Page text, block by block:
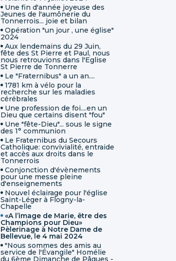
Une fin d'année joyeuse des
Jeunes de l'aumônerie du
Tonnerrois... joie et bilan
Opération "un jour , une église"
2024
Aux lendemains du 29 Juin,
fête des St Pierre et Paul, nous
nous retrouvions dans l'Eglise
St Pierre de Tonnerre
Le "Fraternibus" a un an....
1781 km à vélo pour la
recherche sur les maladies
cérébrales
Une profession de foi....en un
Dieu que certains disent "fou"
Une "fête-Dieu"... sous le signe
des 1° communion
Le Fraternibus du Secours
Catholique: convivialité, entraide
et accès aux droits dans le
Tonnerrois
Conjonction d'évènements
pour une messe pleine
d'enseignements
Nouvel éclairage pour l'église
Saint-Léger à Flogny-la-
Chapelle
«A l’image de Marie, être des
Champions pour Dieu»
Pèlerinage à Notre Dame de
Bellevue, le 4 mai 2024
"Nous sommes des amis au
service de l'Évangile" Homélie
du 6ème Dimanche de Pâques -